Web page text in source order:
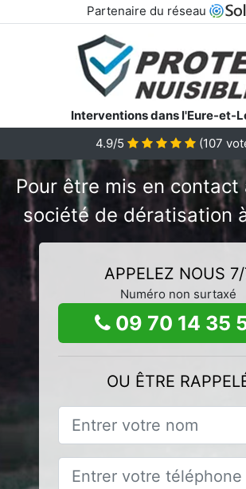
Partenaire du réseau
Interventions dans l'Eure-et-
4.9/5
(107
Pour être mis en contact
société de dératisation
APPELEZ NOUS
Numéro non surtaxé
09 70 14 35
OU ÊTRE